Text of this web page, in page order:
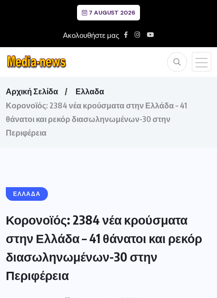
7 AUGUST 2026
Ακολουθήστε μας
Αρχική Σελίδα
Ελλαδα
Κορονοϊός: 2384 νέα κρούσματα στην Ελλάδα – 41
θάνατοι και ρεκόρ διασωληνωμένων-30 στην
Περιφέρεια
ΕΛΛΑΔΑ
Κορονοϊός: 2384 νέα κρούσματα
στην Ελλάδα – 41 θάνατοι και ρεκόρ
διασωληνωμένων-30 στην
Περιφέρεια